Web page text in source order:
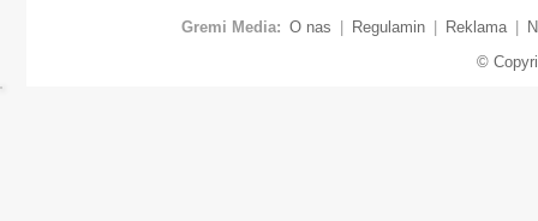
Gremi Media: O nas Regulamin Reklama
©